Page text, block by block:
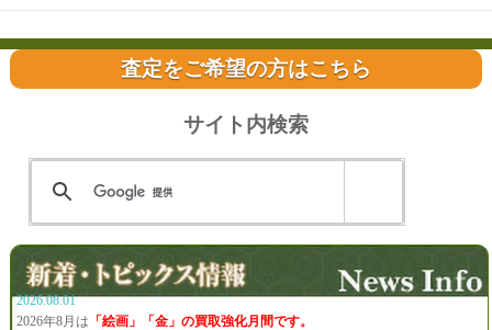
査定をご希望の方はこちら
サイト内検索
2026.08.01
2026年8月は 「絵画」「金」の買取強化月間です。